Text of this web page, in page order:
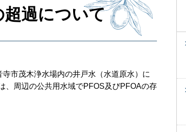
過について
市茂木浄水場内の井戸水（水道原水）に
、周辺の公共用水域でPFOS及びPFOAの存